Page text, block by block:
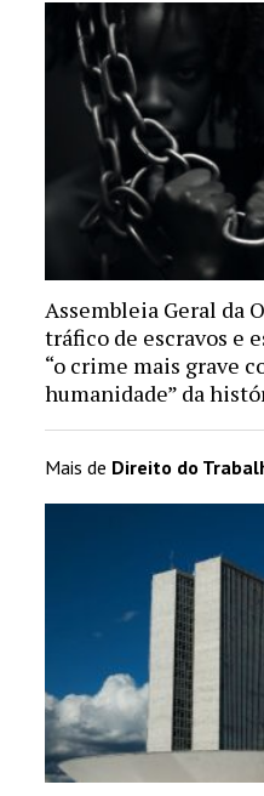
Assembleia Geral da
tráfico de escravos e
“o crime mais grave
humanidade” da
Mais de Direito do